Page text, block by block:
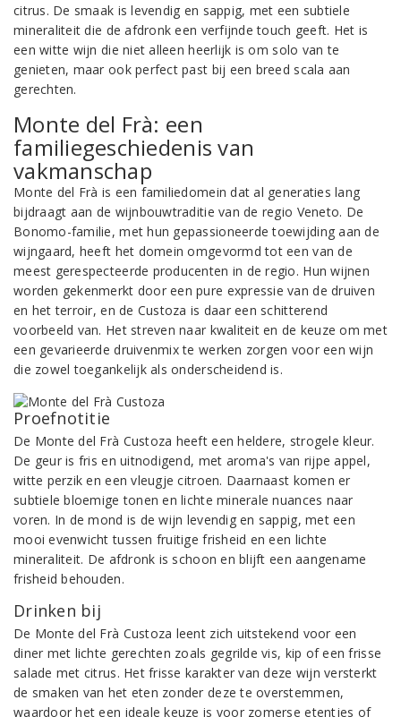
citrus. De smaak is levendig en sappig, met een subtiele
mineraliteit die de afdronk een verfijnde touch geeft. Het is
een witte wijn die niet alleen heerlijk is om solo van te
genieten, maar ook perfect past bij een breed scala aan
gerechten.
Monte del Frà: een
familiegeschiedenis van
vakmanschap
Monte del Frà is een familiedomein dat al generaties lang
bijdraagt aan de wijnbouwtraditie van de regio Veneto. De
Bonomo-familie, met hun gepassioneerde toewijding aan de
wijngaard, heeft het domein omgevormd tot een van de
meest gerespecteerde producenten in de regio. Hun wijnen
worden gekenmerkt door een pure expressie van de druiven
en het terroir, en de Custoza is daar een schitterend
voorbeeld van. Het streven naar kwaliteit en de keuze om met
een gevarieerde druivenmix te werken zorgen voor een wijn
die zowel toegankelijk als onderscheidend is.
Proefnotitie
De Monte del Frà Custoza heeft een heldere, strogele kleur.
De geur is fris en uitnodigend, met aroma's van rijpe appel,
witte perzik en een vleugje citroen. Daarnaast komen er
subtiele bloemige tonen en lichte minerale nuances naar
voren. In de mond is de wijn levendig en sappig, met een
mooi evenwicht tussen fruitige frisheid en een lichte
mineraliteit. De afdronk is schoon en blijft een aangename
frisheid behouden.
Drinken bij
De Monte del Frà Custoza leent zich uitstekend voor een
diner met lichte gerechten zoals gegrilde vis, kip of een frisse
salade met citrus. Het frisse karakter van deze wijn versterkt
de smaken van het eten zonder deze te overstemmen,
waardoor het een ideale keuze is voor zomerse etentjes of